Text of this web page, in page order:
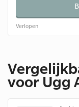
Verlopen
voor Ugg